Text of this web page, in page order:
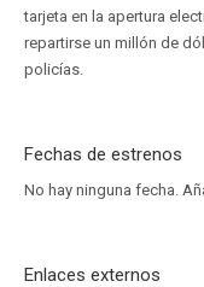
tarjeta en la apertura
repartirse un millón de
policías.
Fechas de estrenos
No hay ninguna fecha.
Enlaces externos